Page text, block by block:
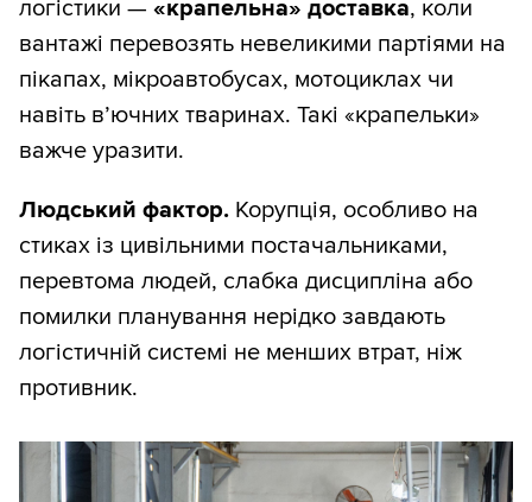
логістики — «крапельна» доставка, коли
вантажі перевозять невеликими партіями на
пікапах, мікроавтобусах, мотоциклах чи
навіть в’ючних тваринах. Такі «крапельки»
важче уразити.
Людський фактор. Корупція, особливо на
стиках із цивільними постачальниками,
перевтома людей, слабка дисципліна або
помилки планування нерідко завдають
логістичній системі не менших втрат, ніж
противник.